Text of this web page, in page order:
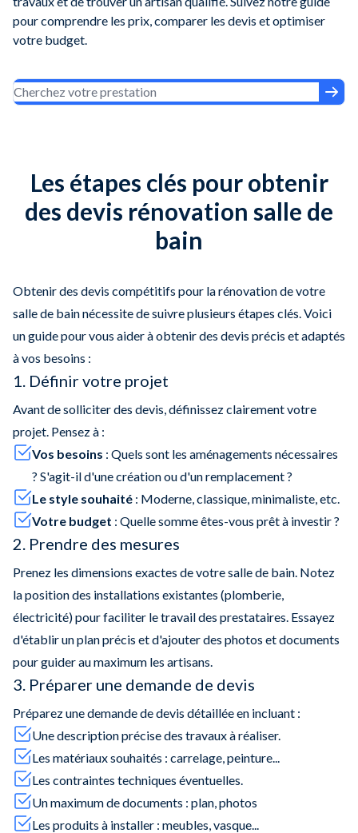
pour comprendre les prix, comparer les devis et optimiser
votre budget.
Les étapes clés pour obtenir
des devis rénovation salle de
bain
Obtenir des devis compétitifs pour la rénovation de votre
salle de bain nécessite de suivre plusieurs étapes clés. Voici
un guide pour vous aider à obtenir des devis précis et adaptés
à vos besoins :
1. Définir votre projet
Avant de solliciter des devis, définissez clairement votre
projet. Pensez à :
Vos besoins : Quels sont les aménagements nécessaires
? S'agit-il d'une création ou d'un remplacement ?
Le style souhaité : Moderne, classique, minimaliste, etc.
Votre budget : Quelle somme êtes-vous prêt à investir ?
2. Prendre des mesures
Prenez les dimensions exactes de votre salle de bain. Notez
la position des installations existantes (plomberie,
électricité) pour faciliter le travail des prestataires. Essayez
d'établir un plan précis et d'ajouter des photos et documents
pour guider au maximum les artisans.
3. Préparer une demande de devis
Préparez une demande de devis détaillée en incluant :
Une description précise des travaux à réaliser.
Les matériaux souhaités : carrelage, peinture...
Les contraintes techniques éventuelles.
Un maximum de documents : plan, photos
Les produits à installer : meubles, vasque...